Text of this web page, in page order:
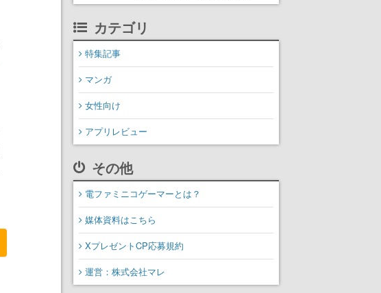
カテゴリ
特集記事
マンガ
女性向け
アプリレビュー
その他
電ファミニコゲーマーとは？
媒体資料はこちら
XプレゼントCP応募規約
運営：株式会社マレ